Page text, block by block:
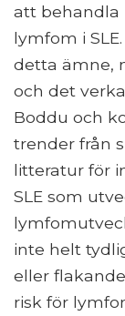
att behandla
lymfom i
detta ämne,
och det
Boddu och
trender från
litteratur för
SLE som
inte helt
eller
risk för